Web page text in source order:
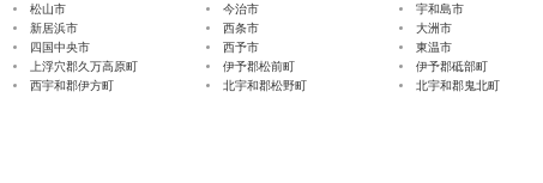
松山市 今治市
宇和島市
新居浜市
西条市
大洲市
四国中央市
西予市
東温市
上浮穴郡久万高原町
伊予郡松前町
伊予郡砥部町
西宇和郡伊方町
北宇和郡松野町 北宇和郡鬼北町